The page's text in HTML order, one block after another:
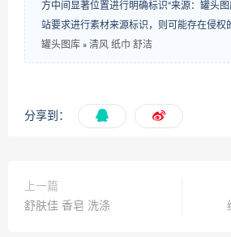
方中间显著位置进行明确标识“来源：罐头
站要求进行素材来源标识，则可能存在侵权
罐头图库 » 清风 纸巾 舒洁
分享到：
上一篇
舒肤佳 香皂 洗涤